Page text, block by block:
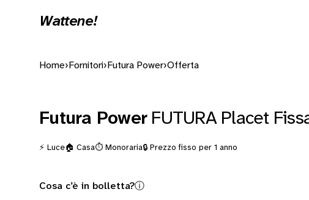
Wattene!
Home› Fornitori› Futura Power›Offerta
Futura Power FUTURA Placet
⚡ Luce🏠 Casa⏱️ Monoraria🔒 Prezzo fisso per 1 anno
Cosa c’è in bolletta?ⓘ